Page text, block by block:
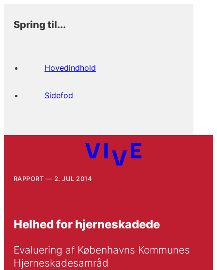
Spring til...
Hovedindhold
Sidefod
RAPPORT 2. JUL 2014
Helhed for hjerneskadede
Evaluering af Københavns Kommunes
Hjerneskadesamråd